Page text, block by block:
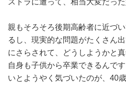
ストラに遭って、相当大変だった
親もそろそろ後期高齢者に近づ
るし、現実的な問題がたくさん
にさらされて、どうしようかと
自身も子供から卒業できるんで
いとようやく気づいたのが、40